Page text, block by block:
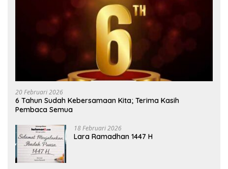
20 Februari 2026
6 Tahun Sudah Kebersamaan Kita; Terima Kasih
Pembaca Semua
18 Februari 2026
Lara Ramadhan 1447 H